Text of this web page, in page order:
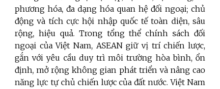
phương hóa, đa dạng hóa quan hệ đối ngoại; chủ
động và tích cực hội nhập quốc tế toàn diện, sâu
rộng, hiệu quả. Trong tổng thể chính sách đối
ngoại của Việt Nam, ASEAN giữ vị trí chiến lược,
gắn với yêu cầu duy trì môi trường hòa bình, ổn
định, mở rộng không gian phát triển và nâng cao
năng lực tự chủ chiến lược của đất nước. Việt Nam